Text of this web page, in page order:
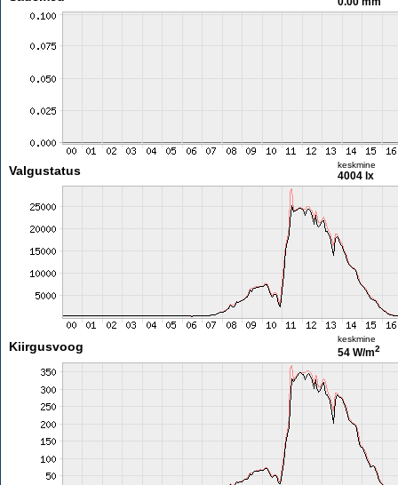
Valgustatus keskmine
4004 lx
Kiirgusvoog
keskmine
54 W/m2